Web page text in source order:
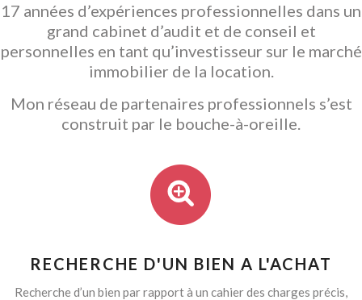
17 années d’expériences professionnelles dans un
grand cabinet d’audit et de conseil et
personnelles en tant qu’investisseur sur le marché
immobilier de la location.
Mon réseau de partenaires professionnels s’est
construit par le bouche-à-oreille.
RECHERCHE D'UN BIEN A L'ACHAT
Recherche d’un bien par rapport à un cahier des charges précis,